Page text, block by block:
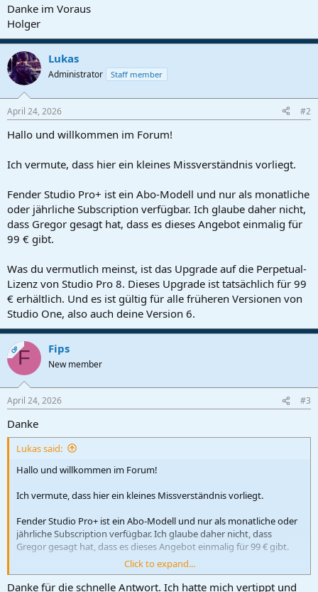
Danke im Voraus
Holger
Lukas
Administrator Staff member
April 24, 2026 #2
Hallo und willkommen im Forum!
Ich vermute, dass hier ein kleines Missverständnis vorliegt.
Fender Studio Pro+ ist ein Abo-Modell und nur als monatliche
oder jährliche Subscription verfügbar. Ich glaube daher nicht,
dass Gregor gesagt hat, dass es dieses Angebot einmalig für
99 € gibt.
Was du vermutlich meinst, ist das Upgrade auf die Perpetual-
Lizenz von Studio Pro 8. Dieses Upgrade ist tatsächlich für 99
€ erhältlich. Und es ist gültig für alle früheren Versionen von
Studio One, also auch deine Version 6.
OPF Fips
New member
April 24, 2026 #3
Danke
Lukas said:
Hallo und willkommen im Forum!
Ich vermute, dass hier ein kleines Missverständnis vorliegt.
Fender Studio Pro+ ist ein Abo-Modell und nur als monatliche oder
jährliche Subscription verfügbar. Ich glaube daher nicht, dass
Gregor gesagt hat, dass es dieses Angebot einmalig für 99 € gibt.
Was du vermutlich meinst, ist das Upgrade auf die Perpetual-Lizenz
von Studio Pro 8. Dieses Upgrade ist tatsächlich für 99 € erhältlich.
Click to expand...
Danke für die schnelle Antwort. Ich hatte mich vertippt und